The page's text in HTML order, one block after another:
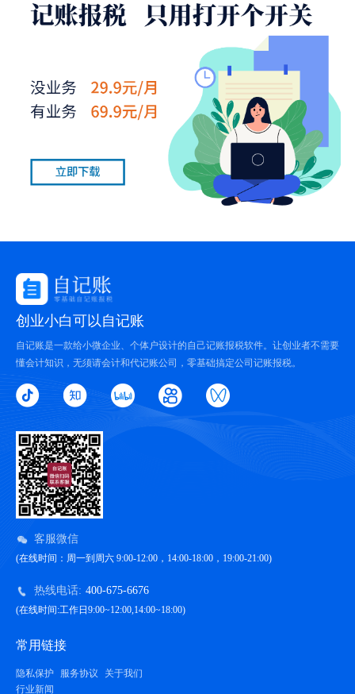
创业小白可以自记账
自记账是一款给小微企业、个体户设计的自己记账报税软件。让创业者不需要
懂会计知识，无须请会计和代记账公司，零基础搞定公司记账报税。
客服微信
(在线时间：周一到周六 9:00-12:00，14:00-18:00，19:00-21:00)
热线电话: 400-675-6676
(在线时间:工作日9:00~12:00,14:00~18:00)
常用链接
隐私保护 服务协议
关于我们
行业新闻